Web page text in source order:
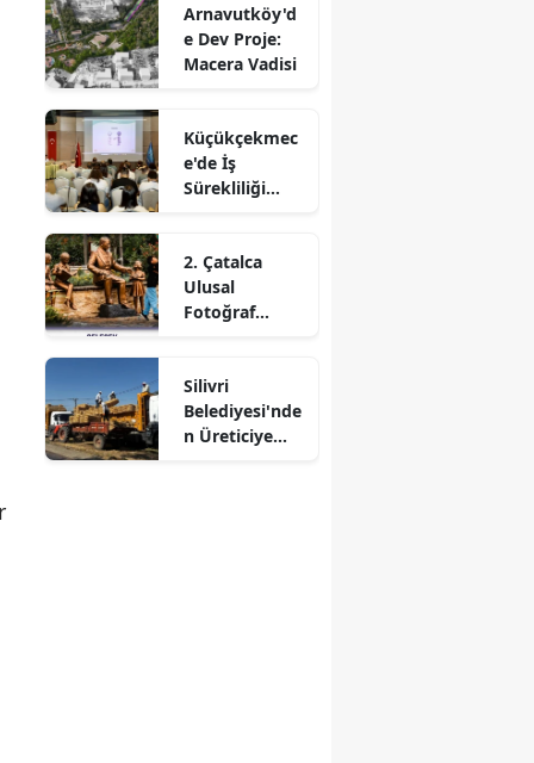
Arnavutköy'd
e Dev Proje:
Macera Vadisi
Küçükçekmec
e'de İş
Sürekliliği
Eğitimi
2. Çatalca
Ulusal
Fotoğraf
Silivri
Belediyesi'nde
n Üreticiye